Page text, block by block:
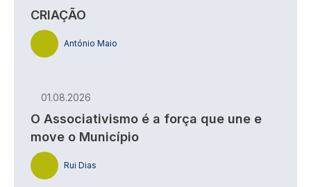
CRIAÇÃO
António Maio
01.08.2026
O Associativismo é a força que une e
move o Município
Rui Dias